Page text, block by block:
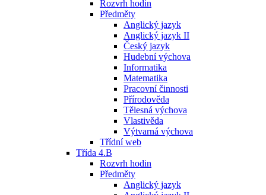
Rozvrh hodin
Předměty
Anglický jazyk
Anglický jazyk II
Český jazyk
Hudební výchova
Informatika
Matematika
Pracovní činnosti
Přírodověda
Tělesná výchova
Vlastivěda
Výtvarná výchova
Třídní web
Třída 4.B
Rozvrh hodin
Předměty
Anglický jazyk